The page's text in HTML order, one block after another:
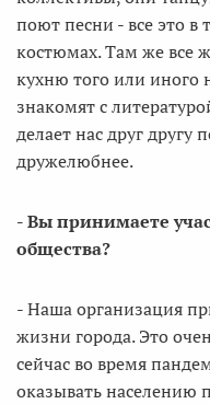
поют песни - все это
костюмах. Там же все
кухню того или иного
знакомят с
делает нас друг другу
дружелюбнее.
- Вы принимаете
общества?
- Наша организация
жизни города. Это
сейчас во время
оказывать населению